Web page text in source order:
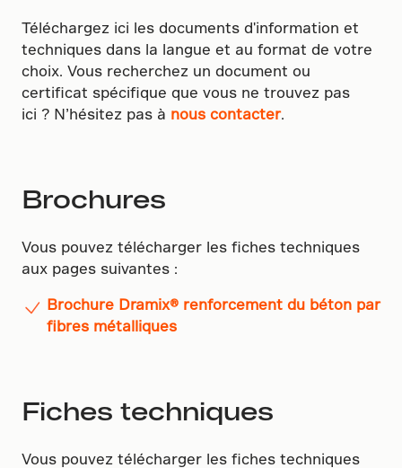
Téléchargez ici les documents d'information et
techniques dans la langue et au format de votre
choix. Vous recherchez un document ou
certificat spécifique que vous ne trouvez pas
ici ? N’hésitez pas à nous contacter.
Brochures
Vous pouvez télécharger les fiches techniques
aux pages suivantes :
Brochure Dramix® renforcement du béton par
fibres métalliques
Fiches techniques
Vous pouvez télécharger les fiches techniques